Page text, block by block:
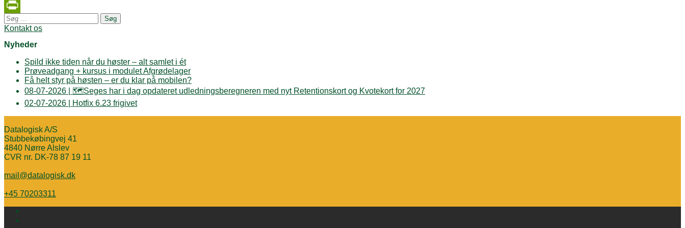
Twitter
PrintFriendly
Søg
efter:
Kontakt os
Nyheder
Spild ikke tiden når du høster – alt samlet i ét
Prøveadgang + kursus i modulet Afgrødelager
Få helt styr på høsten – er du klar på mobilen?
08-07-2026 | 🗺️Seges har i dag opdateret udledningsberegneren med nyt Retentionskort og Kvotekort for 2027
02-07-2026 | Hotfix 6.23 frigivet
Datalogisk A/S
Stubbekøbingvej 41
4840 Nørre Alslev
CVR nr. DK-78 87 19 11
mail@datalogisk.dk
+45 70203311